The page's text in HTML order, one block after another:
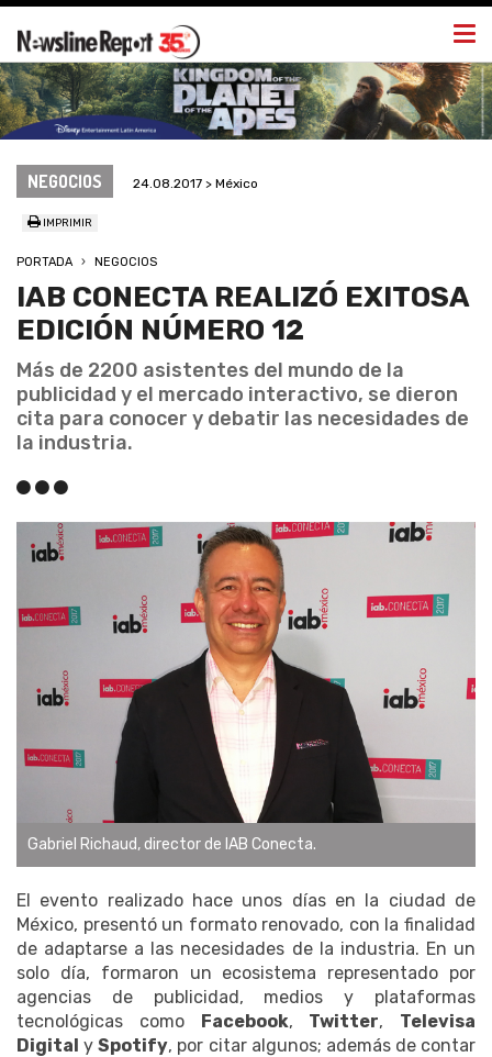
NEGOCIOS 24.08.2017 > México
IMPRIMIR
PORTADA NEGOCIOS
IAB CONECTA REALIZÓ EXITOSA
EDICIÓN NÚMERO 12
Más de 2200 asistentes del mundo de la
publicidad y el mercado interactivo, se dieron
cita para conocer y debatir las necesidades de
la industria.
Gabriel Richaud, director de IAB Conecta.
El evento realizado hace unos días en la ciudad de
México, presentó un formato renovado, con la finalidad
de adaptarse a las necesidades de la industria. En un
solo día, formaron un ecosistema representado por
agencias de publicidad, medios y plataformas
tecnológicas como Facebook, Twitter, Televisa
Digital ySpotify, por citar algunos; además de contar